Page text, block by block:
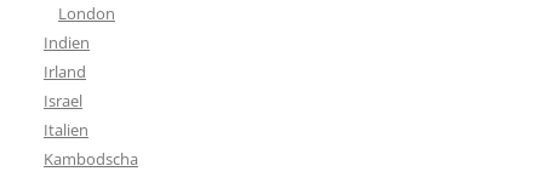
London
Indien
Irland
Israel
Italien
Kambodscha